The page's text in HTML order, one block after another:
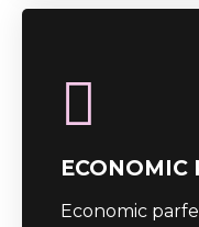
ECONOMIC
Economic